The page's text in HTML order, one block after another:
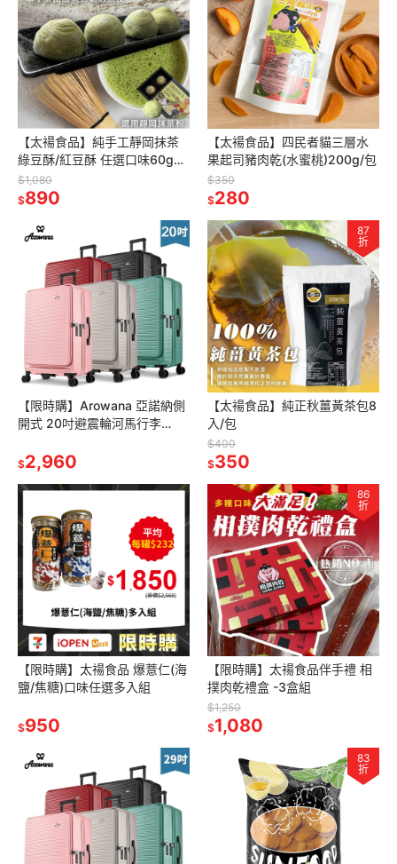
【太禓食品】純手工靜岡抹茶
綠豆酥/紅豆酥 任選口味60gx6
入/盒_2盒組 附提袋
$1,080
$890
【太禓食品】四民者貓三層水
果起司豬肉乾(水蜜桃)200g/包
$350
$280
【限時購】Arowana 亞諾納側
開式 20吋避震輪河馬行李
$2,960
87
折
【太禓食品】純正秋薑黃茶包8
入/包
$400
$350
【限時購】太禓食品 爆薏仁(海
鹽/焦糖)口味任選多入組
$950
86
折
【限時購】太禓食品伴手禮 相
撲肉乾禮盒 -3盒組
$1,250
$1,080
83
折